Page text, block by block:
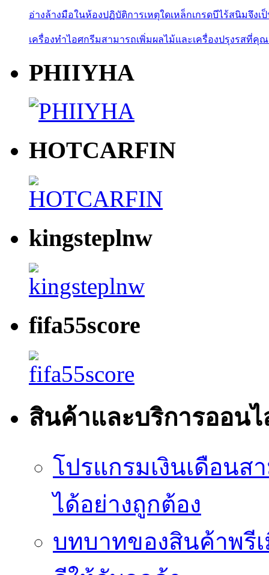
อ่างล้างมือในห้องปฏิบัติการเหตุใดเหล็กเกรดบีไร้สนิมจึงเ
เครื่องทำไอศกรีมสามารถเพิ่มผลไม้และเครื่องปรุงรสที่คุณ
PHIIYHA
HOTCARFIN
kingsteplnw
fifa55score
สินค้าและบริการออน
โปรแกรมเงินเดือนส
ได้อย่างถูกต้อง
บทบาทของสินค้าพรี